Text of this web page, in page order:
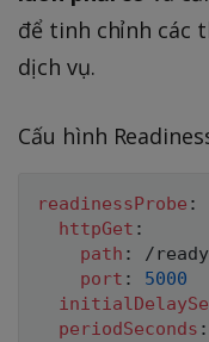
để tinh chỉnh các
dịch vụ.
Cấu hình
readinessProbe :
httpGet :
path :
/
port :
5000
periodSeconds :